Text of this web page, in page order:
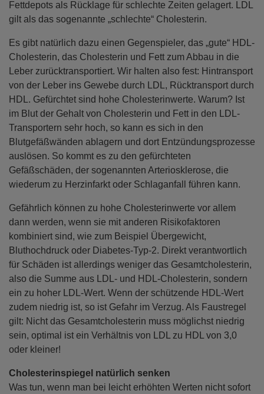
Fettdepots als Rücklage für schlechte Zeiten gelagert. LDL
gilt als das sogenannte „schlechte“ Cholesterin.
Es gibt natürlich dazu einen Gegenspieler, das „gute“ HDL-
Cholesterin, das Cholesterin und Fett zum Abbau in die
Leber zurücktransportiert. Wir halten also fest: Hintransport
von der Leber ins Gewebe durch LDL, Rücktransport durch
HDL. Gefürchtet sind hohe Cholesterinwerte. Warum? Ist
im Blut der Gehalt von Cholesterin und Fett in den LDL-
Transportern sehr hoch, so kann es sich in den
Blutgefäßwänden ablagern und dort Entzündungsprozesse
auslösen. So kommt es zu den gefürchteten
Gefäßschäden, der sogenannten Arteriosklerose, die
wiederum zu Herzinfarkt oder Schlaganfall führen kann.
Gefährlich können zu hohe Cholesterinwerte vor allem
dann werden, wenn sie mit anderen Risikofaktoren
kombiniert sind, wie zum Beispiel Übergewicht,
Bluthochdruck oder Diabetes-Typ-2. Direkt verantwortlich
für Schäden ist allerdings weniger das Gesamtcholesterin,
also die Summe aus LDL- und HDL-Cholesterin, sondern
ein zu hoher LDL-Wert. Wenn der schützende HDL-Wert
zudem niedrig ist, so ist Gefahr im Verzug. Als Faustregel
gilt: Nicht das Gesamtcholesterin muss möglichst niedrig
sein, optimal ist ein Verhältnis von LDL zu HDL von 3,0
oder kleiner!
Cholesterinspiegel natürlich senken
Was tun, wenn man bei leicht erhöhten Werten nicht sofort